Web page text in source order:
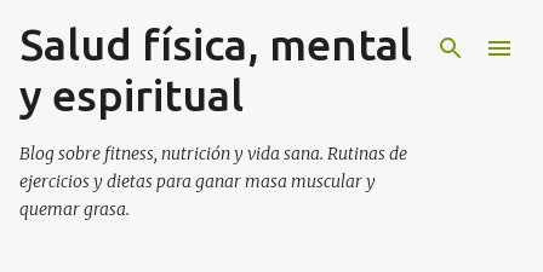
Ir al contenido principal
Salud física, mental
y espiritual
Blog sobre fitness, nutrición y vida sana. Rutinas de
ejercicios y dietas para ganar masa muscular y
quemar grasa.